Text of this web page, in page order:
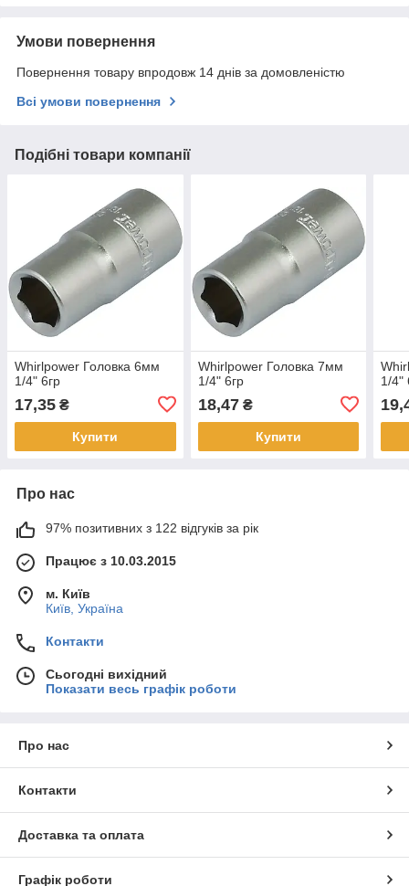
Умови повернення
Повернення товару впродовж 14 днів за домовленістю
Всі умови повернення
Подібні товари компанії
Whirlpower Головка 6мм
1/4" 6гр
17,35 ₴
Купити
Whirlpower Головка 7мм
1/4" 6гр
18,47₴
Купити
1/4"
Про нас
97% позитивних з 122 відгуків за рік
Працює з 10.03.2015
м. Київ
Київ, Україна
Контакти
Сьогодні вихідний
Показати весь графік роботи
Про нас
Контакти
Доставка та оплата
Графік роботи